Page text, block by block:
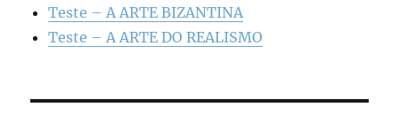
Teste – A ARTE BIZANTINA
Teste – A ARTE DO REALISMO